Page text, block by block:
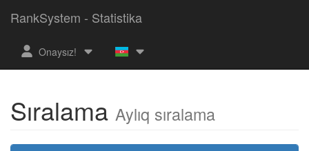
RankSystem - Statistika
Onaysız!
Sıralama Aylıq sıralama